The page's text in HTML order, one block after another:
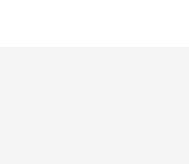
і зміст. Доречний у діловому